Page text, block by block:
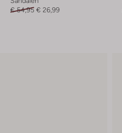
€ 54,95 € 26,99